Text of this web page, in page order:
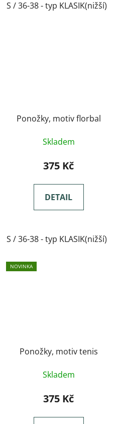
M / 39-41- typ KLASIK(nižší)
S / 36-38 - typ KLASIK(nižší)
M / 39-41- typ KLASIK(nižší)
Ponožky, motiv florbal
Skladem
375 Kč
DETAIL
S / 36-38 - typ KLASIK(nižší)
NOVINKA
Ponožky, motiv tenis
Skladem
375 Kč